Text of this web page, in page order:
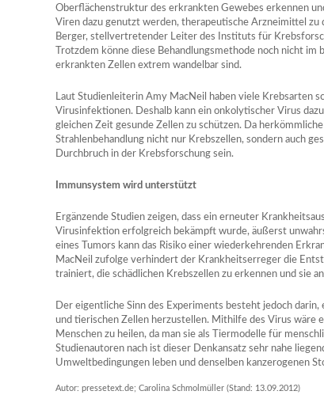
Oberflächenstruktur des erkrankten Gewebes erkennen
Viren dazu genutzt werden, therapeutische Arzneimittel
Berger, stellvertretender Leiter des Instituts für
Trotzdem könne diese Behandlungsmethode noch nicht
erkrankten Zellen extrem wandelbar sind.
Laut Studienleiterin Amy MacNeil haben viele Krebsarten
Virusinfektionen. Deshalb kann ein onkolytischer Virus
gleichen Zeit gesunde Zellen zu schützen. Da
Strahlenbehandlung nicht nur Krebszellen, sondern auch
Durchbruch in der Krebsforschung sein.
Immunsystem wird unterstützt
Ergänzende Studien zeigen, dass ein erneuter
Virusinfektion erfolgreich bekämpft wurde, äußerst
eines Tumors kann das Risiko einer wiederkehrenden
MacNeil zufolge verhindert der Krankheitserreger die
trainiert, die schädlichen Krebszellen zu erkennen und sie
Der eigentliche Sinn des Experiments besteht jedoch
und tierischen Zellen herzustellen. Mithilfe des Virus wäre
Menschen zu heilen, da man sie als Tiermodelle für
Studienautoren nach ist dieser Denkansatz sehr nahe
Umweltbedingungen leben und denselben kanzerogenen
Autor: pressetext.de; Carolina Schmolmüller (Stand: 13.09.2012)